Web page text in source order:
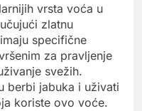
vrsta voća u
zlatnu
specifične
za pravljenje
svežih.
berbi jabuka i uživati
koriste ovo voće.